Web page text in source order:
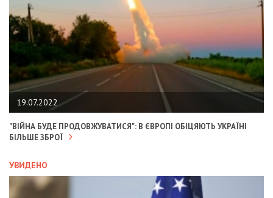
19.07.2022
"ВІЙНА БУДЕ ПРОДОВЖУВАТИСЯ": В ЄВРОПІ ОБІЦЯЮТЬ УКРАЇНІ
БІЛЬШЕ ЗБРОЇ
УВИДЕНО